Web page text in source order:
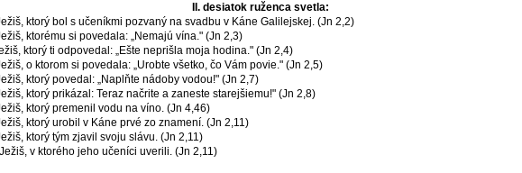
II. desiatok ruženca svetla:
ktorý bol s učeníkmi pozvaný na svadbu v Káne Galilejskej. (Jn 2,2)
ktorému si povedala: „Nemajú vína." (Jn 2,3)
ktorý ti odpovedal: „Ešte neprišla moja hodina." (Jn 2,4)
o ktorom si povedala: „Urobte všetko, čo Vám povie." (Jn 2,5)
ktorý povedal: „Naplňte nádoby vodou!" (Jn 2,7)
ktorý prikázal: Teraz načrite a zaneste starejšiemu!" (Jn 2,8)
ktorý premenil vodu na víno. (Jn 4,46)
ktorý urobil v Káne prvé zo znamení. (Jn 2,11)
ktorý tým zjavil svoju slávu. (Jn 2,11)
v ktorého jeho učeníci uverili. (Jn 2,11)